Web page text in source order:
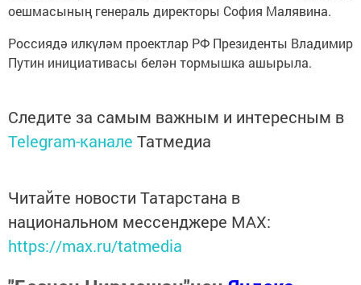
оешмасының генераль директоры София Малявина.
Россиядә илкүләм проектлар РФ Президенты Владимир
Путин инициативасы белән тормышка ашырыла.
Следите за самым важным и интересным в
Telegram-канале Татмедиа
Читайте новости Татарстана в
национальном мессенджере MАХ:
https://max.ru/tatmedia